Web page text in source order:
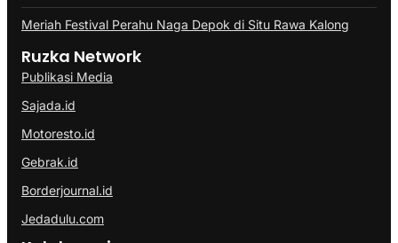
Meriah Festival Perahu Naga Depok di Situ Rawa Kalong
Ruzka Network
Publikasi Media
Sajada.id
Motoresto.id
Gebrak.id
Borderjournal.id
Jedadulu.com